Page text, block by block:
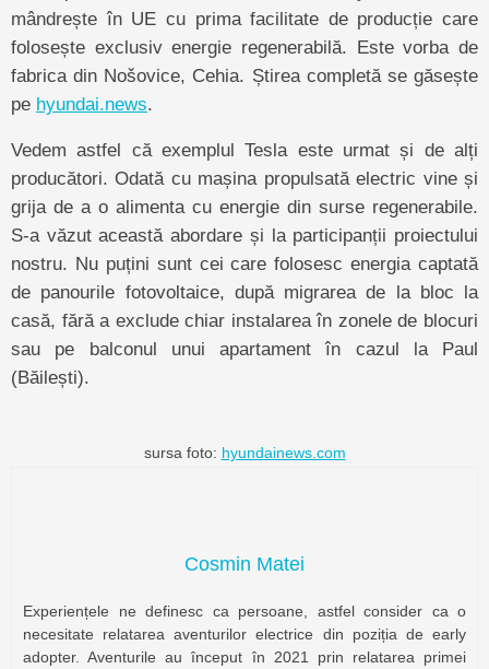
mândrește în UE cu prima facilitate de producție care
folosește exclusiv energie regenerabilă. Este vorba de
fabrica din Nošovice, Cehia. Știrea completă se găsește
pe hyundai.news.
Vedem astfel că exemplul Tesla este urmat și de alți
producători. Odată cu mașina propulsată electric vine și
grija de a o alimenta cu energie din surse regenerabile.
S-a văzut această abordare și la participanții proiectului
nostru. Nu puțini sunt cei care folosesc energia captată
de panourile fotovoltaice, după migrarea de la bloc la
casă, fără a exclude chiar instalarea în zonele de blocuri
sau pe balconul unui apartament în cazul la Paul
(Băilești).
sursa foto: hyundainews.com
Cosmin Matei
Experiențele ne definesc ca persoane, astfel consider ca o
necesitate relatarea aventurilor electrice din poziția de early
adopter. Aventurile au început în 2021 prin relatarea primei